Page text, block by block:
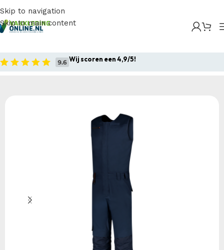
Skip to navigation
Skip to main content
Wij scoren een 4,9/5!
Overalls/Tricorp – Bodybroek High Vis